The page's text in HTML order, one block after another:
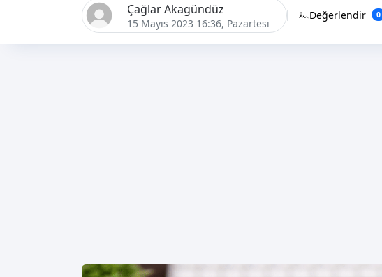
Çağlar Akagündüz
15 Mayıs 2023 16:36, Pazartesi
Değerlendir 0